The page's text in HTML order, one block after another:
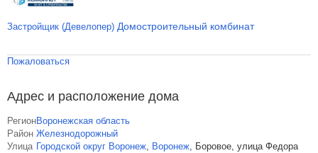
Застройщик (Девелопер) Домостроительный комбинат
Пожаловаться
Адрес и расположение дома
РегионВоронежская область
Район Железнодорожный
Улица Городской округ Воронеж, Воронеж, Боровое, улица Федора